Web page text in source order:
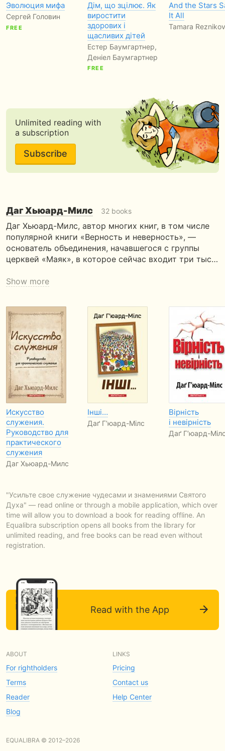
Эволюция мифа
Сергей Головин
FREE
Дім, що зцілює. Як
виростити
здорових і
щасливих дітей
Естер Баумгартнер,
Деніел Баумгартнер
FREE
And the Stars
It All
Tamara
Unlimited reading with
a subscription
Subscribe
Даг Хьюард-Милс 32 books
Даг Хьюард-Милс, автор многих книг, в том числе
популяр­ной книги «Верность и неверность», —
основатель объеди­нения, начавшегося с группы
церквей «Маяк», в которое сейчас входит три тыс…
Show more
Искусство
служения.
Руководство для
практического
служения
Даг Хьюард-Милс
Інші…
Даґ Г’юард-Мілс
Вірність
і невірність
Даґ Г’юард-
"Усильте свое служение чудесами и знамениями Святого
Духа" — read online or through a mobile application, which over
time will allow you to download a book for reading offline. An
Equalibra subscription opens all books from the library for
unlimited reading, and free books can be read even without
registration.
Read with the App
ABOUT
For rightholders
Terms
Reader
Blog
LINKS
Pricing
Contact us
Help Center
EQUALIBRA © 2012–2026